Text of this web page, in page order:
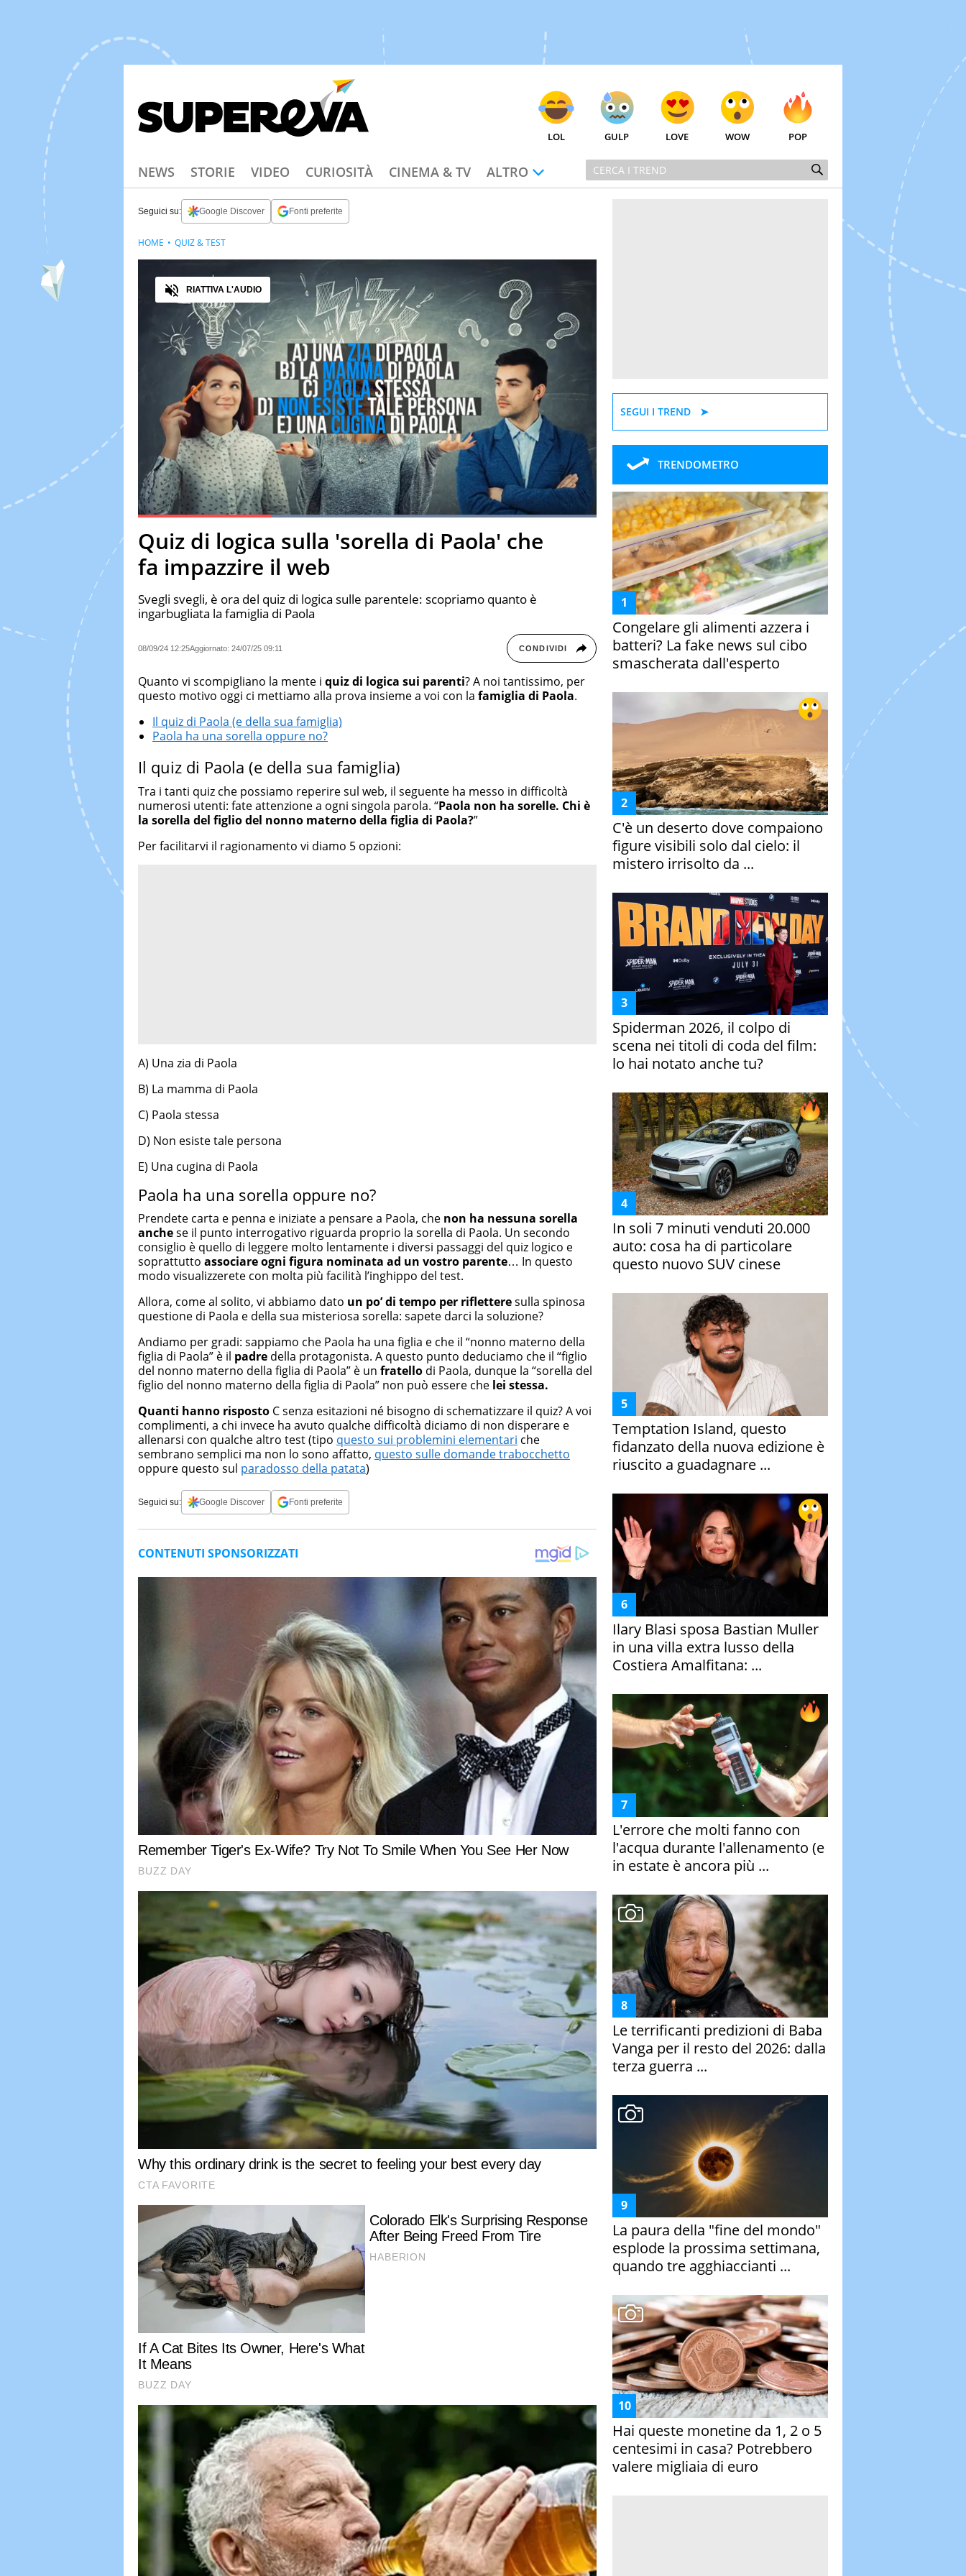
LOL GULP LOVE WOW POP
NEWS STORIE VIDEO CURIOSITÀ CINEMA & TV ALTRO
Seguici su: Google Discover Fonti preferite
PauseUnmuteCurrent Time
0:18 Duration
0:58
Loaded:100.00%
Fullscreen
Audio
RIATTIVA L'AUDIO
Quiz di logica sulla 'sorella di Paola' che
fa impazzire il web
Svegli svegli, è ora del quiz di logica sulle parentele: scopriamo quanto è
ingarbugliata la famiglia di Paola
08/09/24 12:25Aggiornato: 24/07/25 09:11 CONDIVIDI
HOME QUIZ & TEST
Quanto vi scompigliano la mente i quiz di logica sui parenti? A noi tantissimo, per
questo motivo oggi ci mettiamo alla prova insieme a voi con la famiglia di Paola.
Il quiz di Paola (e della sua famiglia)
Paola ha una sorella oppure no?
Il quiz di Paola (e della sua famiglia)
Tra i tanti quiz che possiamo reperire sul web, il seguente ha messo in difficoltà
numerosi utenti: fate attenzione a ogni singola parola. “Paola non ha sorelle. Chi è
la sorella del figlio del nonno materno della figlia di Paola?”
Per facilitarvi il ragionamento vi diamo 5 opzioni:
A) Una zia di Paola
B) La mamma di Paola
C) Paola stessa
D) Non esiste tale persona
E) Una cugina di Paola
Paola ha una sorella oppure no?
Prendete carta e penna e iniziate a pensare a Paola, che non ha nessuna sorella
anchese il punto interrogativo riguarda proprio la sorella di Paola. Un secondo
consiglio è quello di leggere molto lentamente i diversi passaggi del quiz logico e
soprattutto associare ogni figura nominata ad un vostro parente… In questo
modo visualizzerete con molta più facilità l’inghippo del test.
Allora, come al solito, vi abbiamo dato un po’ di tempo per rifletteresulla spinosa
questione di Paola e della sua misteriosa sorella: sapete darci la soluzione?
Andiamo per gradi: sappiamo che Paola ha una figlia e che il “nonno materno della
figlia di Paola” è il padre della protagonista. A questo punto deduciamo che il “figlio
del nonno materno della figlia di Paola” è un fratello di Paola, dunque la “sorella del
figlio del nonno materno della figlia di Paola” non può essere che lei stessa.
Quanti hanno risposto C senza esitazioni né bisogno di schematizzare il quiz? A voi
complimenti, a chi invece ha avuto qualche difficoltà diciamo di non disperare e
allenarsi con qualche altro test (tipo questo sui problemini elementari che
sembrano semplici ma non lo sono affatto, questo sulle domande trabocchetto
oppure questo sul paradosso della patata)
Seguici su: Google Discover Fonti preferite
SEGUI I TREND
TRENDOMETRO
Congelare gli alimenti azzera i
batteri? La fake news sul cibo
smascherata dall'esperto
C'è un deserto dove compaiono
figure visibili solo dal cielo: il
mistero irrisolto da ...
Spiderman 2026, il colpo di
scena nei titoli di coda del film:
lo hai notato anche tu?
In soli 7 minuti venduti 20.000
auto: cosa ha di particolare
questo nuovo SUV cinese
Temptation Island, questo
fidanzato della nuova edizione è
riuscito a guadagnare ...
Ilary Blasi sposa Bastian Muller
in una villa extra lusso della
Costiera Amalfitana: ...
L'errore che molti fanno con
l'acqua durante l'allenamento (e
in estate è ancora più ...
Le terrificanti predizioni di Baba
Vanga per il resto del 2026: dalla
terza guerra ...
La paura della "fine del mondo"
esplode la prossima settimana,
quando tre agghiaccianti ...
Hai queste monetine da 1, 2 o 5
centesimi in casa? Potrebbero
valere migliaia di euro